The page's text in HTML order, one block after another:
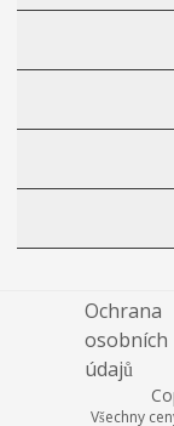
Ochrana
osobních
údajů
Všechny